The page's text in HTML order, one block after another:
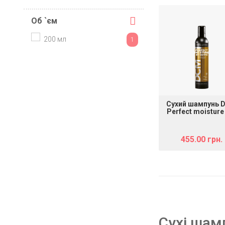
Об `єм
200 мл 1
Сухий шампунь
Perfect
455.00 грн.